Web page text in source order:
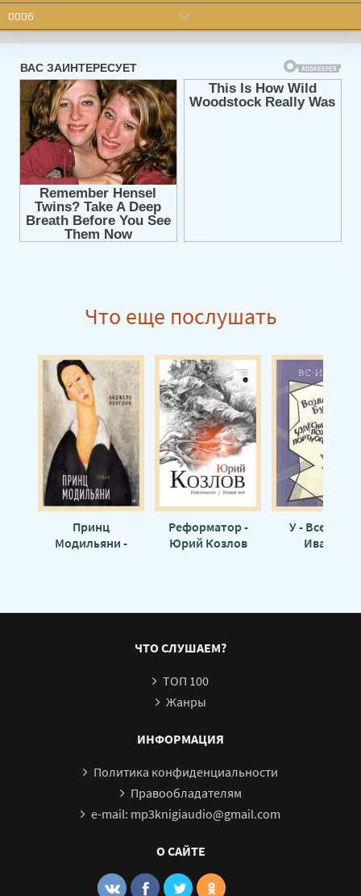
0006
0007
0008
0009
0010
0011
0012
Что еще послушать
Принц
Модильяни -
Реформатор -
Юрий Козлов
У - Всеволод
Иванов
ЧТО СЛУШАЕМ?
ТОП 100
Жанры
ИНФОРМАЦИЯ
Политика конфиденциальности
Правообладателям
e-mail: mp3knigiaudio@gmail.com
О САЙТЕ